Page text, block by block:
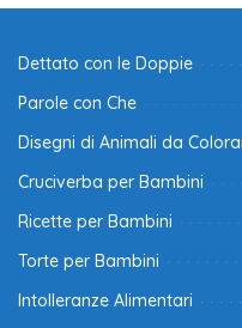
Dettato con le Doppie
Parole con Che
Disegni di Animali da
Cruciverba per Bambini
Ricette per Bambini
Torte per Bambini
Intolleranze Alimentari